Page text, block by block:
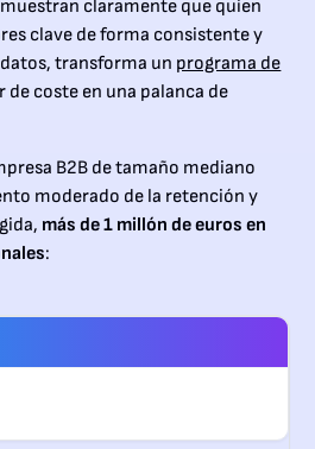
claramente que quien
clave de forma consistente y
transforma un programa de
de coste en una palanca de
B2B de tamaño mediano
moderado de la retención y
más de 1 millón de euros en
: